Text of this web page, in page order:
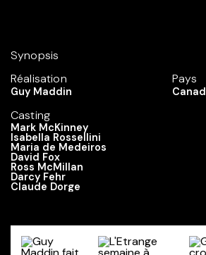
Synopsis
Réalisation
Guy Maddin
Casting
Mark McKinney
Isabella Rossellini
Maria de Medeiros
David Fox
Ross McMillan
Darcy Fehr
Claude Dorge
Pays